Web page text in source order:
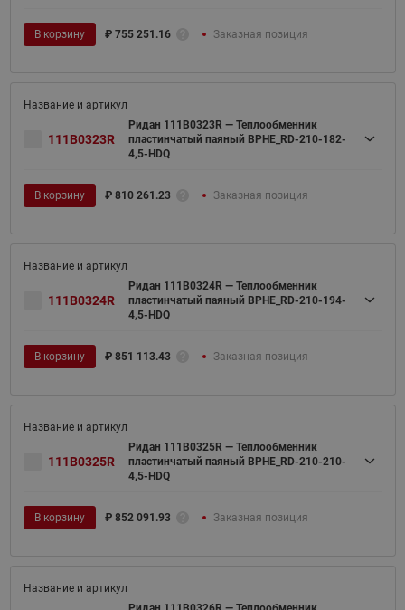
В корзину ₽ 755 251.16 Заказная позиция
111B0323R
Ридан 111B0323R — Теплообменник
пластинчатый паяный BPHE_RD-210-182-
4,5-HDQ
В корзину ₽ 810 261.23 Заказная позиция
111B0324R
Ридан 111B0324R — Теплообменник
пластинчатый паяный BPHE_RD-210-194-
4,5-HDQ
В корзину ₽ 851 113.43 Заказная позиция
111B0325R
Ридан 111B0325R — Теплообменник
пластинчатый паяный BPHE_RD-210-210-
4,5-HDQ
В корзину ₽ 852 091.93 Заказная позиция